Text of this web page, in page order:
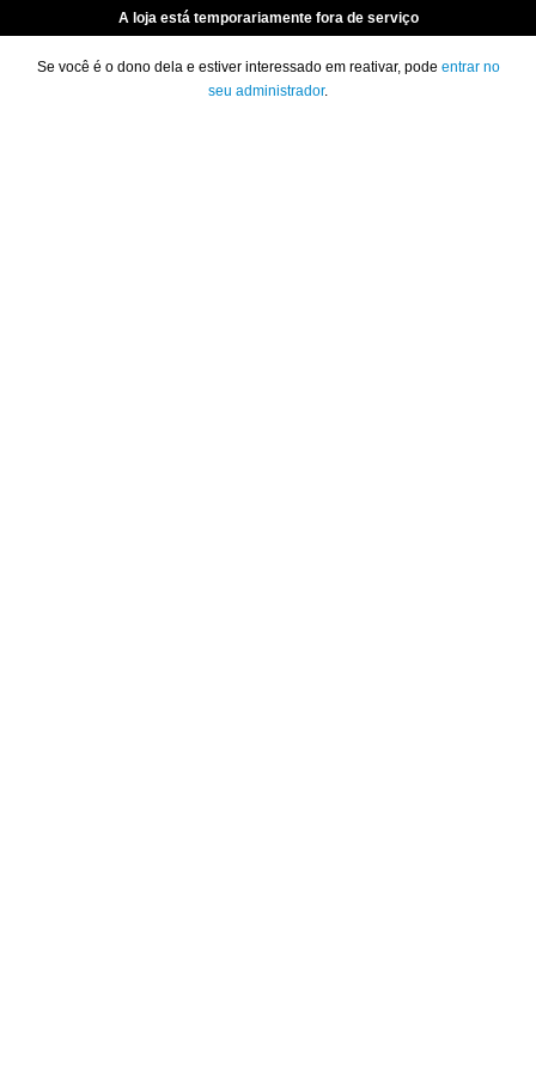
A loja está temporariamente fora de serviço
Se você é o dono dela e estiver interessado em reativar, pode entrar no
seu administrador.